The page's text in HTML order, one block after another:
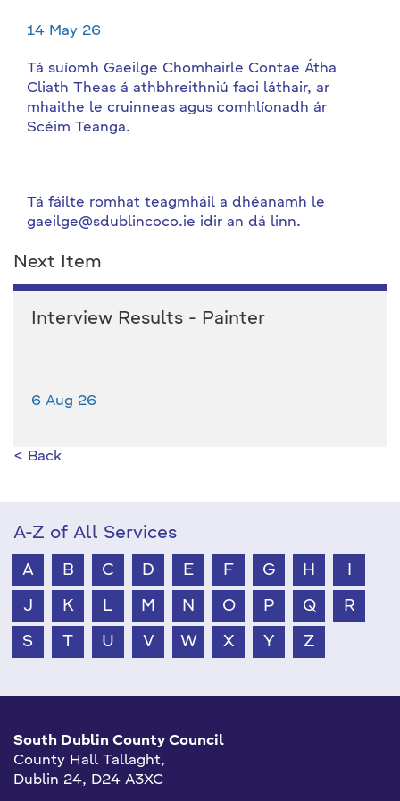
14 May 26
Tá suíomh Gaeilge Chomhairle Contae Átha
Cliath Theas á athbhreithniú faoi láthair, ar
mhaithe le cruinneas agus comhlíonadh ár
Scéim Teanga.
Tá fáilte romhat teagmháil a dhéanamh le
gaeilge@sdublincoco.ie idir an dá linn.
Next Item
Interview Results - Painter
6 Aug 26
< Back
A-Z of All Services
A B C D E F G H
J K L M N O P Q R
S T U V W X Y Z
South Dublin County Council
County Hall Tallaght,
Dublin 24, D24 A3XC